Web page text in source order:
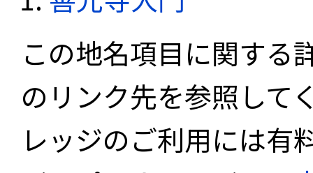
この地名項目に関する
のリンク先を参照して
レッジのご利用には有